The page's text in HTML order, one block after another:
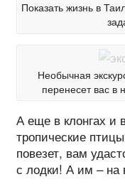
Показать жизнь в
Необычная
перенесет вас в
А еще в клонгах и
тропические
повезет, вам
с лодки! А им – на